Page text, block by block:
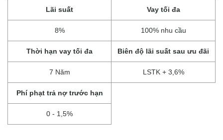
Lãi suất
8%
Vay tối đa
100% nhu cầu
Thời hạn vay tối đa
7 Năm
Biên độ lãi suất sau ưu đãi
LSTK + 3,6%
Phí phạt trả nợ trước hạn
0 - 1,5%